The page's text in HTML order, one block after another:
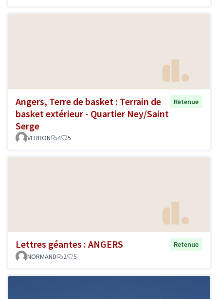
Angers, Terre de basket : Terrain de
basket extérieur - Quartier Ney/Saint
Serge
Retenue
VERRON 4 5
Lettres géantes : ANGERS
Retenue
NORMAND
2 5